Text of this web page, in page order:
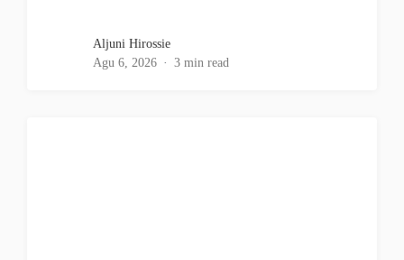
Aljuni Hirossie
Agu 6, 2026
3 min read